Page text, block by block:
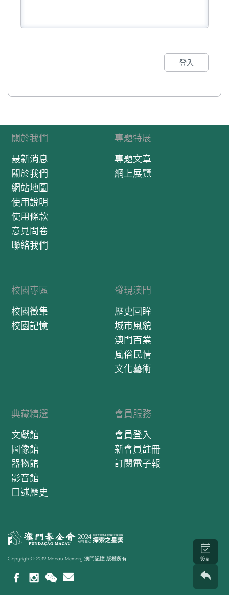
登入
關於我們
最新消息
關於我們
網站地圖
使用說明
使用條款
意見問卷
聯絡我們
專題特展
專題文章
網上展覽
校園專區
校園徵集
校園記憶
發現澳門
歷史回眸
城市風貌
澳門百業
風俗民情
文化藝術
典藏精選
文獻館
圖像館
器物館
影音館
口述歷史
會員服務
會員登入
新會員註冊
訂閱電子報
Copyright© 2019 Macau Memory 澳門記憶 版權所有 簽到